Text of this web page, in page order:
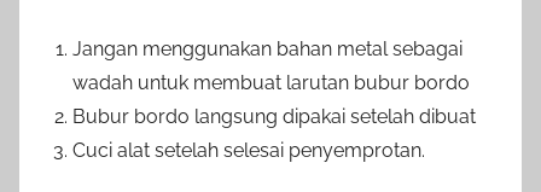
Jangan menggunakan bahan metal sebagai
wadah untuk membuat larutan bubur bordo
Bubur bordo langsung dipakai setelah dibuat
Cuci alat setelah selesai penyemprotan.